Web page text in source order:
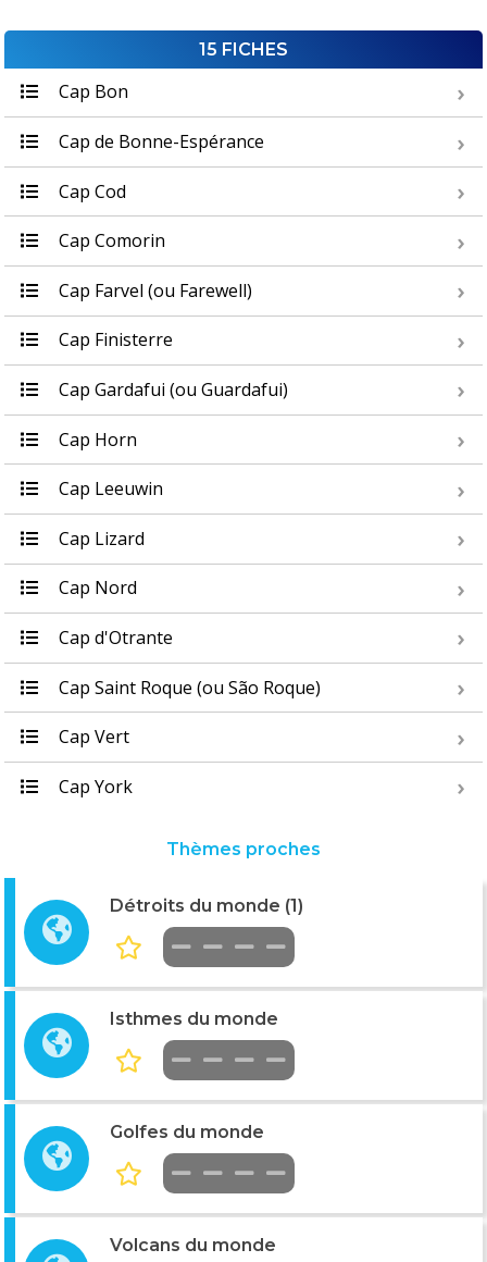
15 FICHES
Cap Bon
Cap de Bonne-Espérance
Cap Cod
Cap Comorin
Cap Farvel (ou Farewell)
Cap Finisterre
Cap Gardafui (ou Guardafui)
Cap Horn
Cap Leeuwin
Cap Lizard
Cap Nord
Cap d'Otrante
Cap Saint Roque (ou São Roque)
Cap Vert
Cap York
Thèmes proches
Détroits du monde (1)
Isthmes du monde
Golfes du monde
Volcans du monde